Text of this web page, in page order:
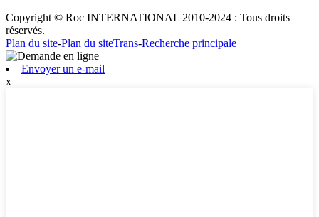
Copyright © Roc INTERNATIONAL 2010-2024 : Tous droits
réservés.
Plan du site-Plan du siteTrans-Recherche principale
Envoyer un e-mail
x